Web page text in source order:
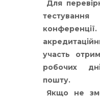
Для
участь
робочих
пошту.
Якщо не